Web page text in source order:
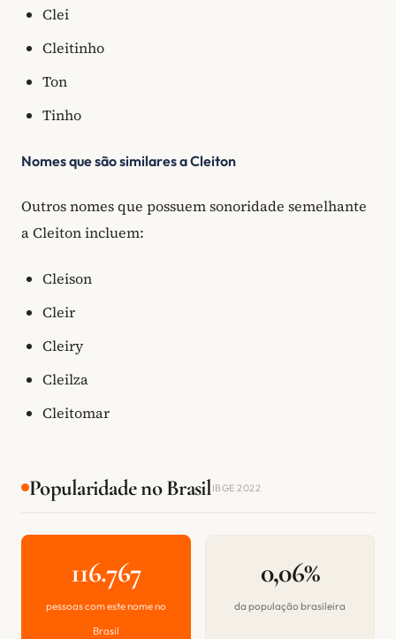
Clei
Cleitinho
Ton
Tinho
Nomes que são similares a Cleiton
Outros nomes que possuem sonoridade semelhante
a Cleiton incluem:
Cleison
Cleir
Cleiry
Cleilza
Cleitomar
Popularidade no BrasilIBGE 2022
116.767
pessoas com este nome no
Brasil
0,06%
da população brasileira